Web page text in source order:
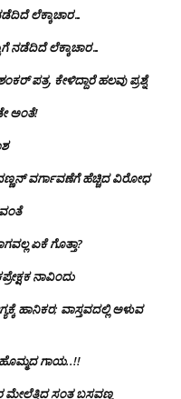
ಲೆಕ್ಕಾಚಾರ…
ನಡೆದಿದೆ ಲೆಕ್ಕಾಚಾರ…
ಪತ್ರ, ಕೇಳಿದ್ದಾರೆ ಹಲವು ಪ್ರಶ್ನೆ
ಅಂತೆ!
ವರ್ಗಾವಣೆಗೆ ಹೆಚ್ಚಿದ‌ ವಿರೋಧ
ಏಕೆ ಗೊತ್ತಾ?
ನಾವಿಂದು
ಹಾನಿಕರ; ವಾಸ್ತವದಲ್ಲಿ ಅಳುವ
ಗಾಯ..!!
ಮೇಲೆತ್ತಿದ ಸಂತ ಬಸವಣ್ಣ